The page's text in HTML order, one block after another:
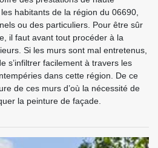
habitants de la région du 06690,
ou des particuliers. Pour être sûr
il faut avant tout procéder à la
Si les murs sont mal entretenus,
s’infiltrer facilement à travers les
dans cette région. De ce
de ces murs d’où la nécessité de
la peinture de façade.